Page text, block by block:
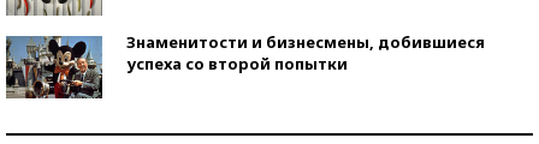
Знаменитости и бизнесмены, добившиеся
успеха со второй попытки